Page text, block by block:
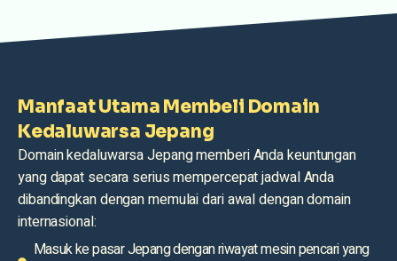
Manfaat Utama Membeli Domain
Kedaluwarsa Jepang
Domain kedaluwarsa Jepang memberi Anda keuntungan
yang dapat secara serius mempercepat jadwal Anda
dibandingkan dengan memulai dari awal dengan domain
internasional:
Masuk ke pasar Jepang dengan riwayat mesin pencari yang